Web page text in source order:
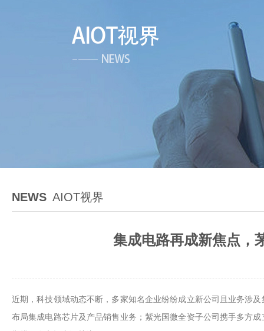
NEWS AIOT视界
集成电路再成新焦点，
近期，科技领域动态不断，多家知名企业纷纷成立新公司且业务涉
布局集成电路芯片及产品销售业务；紫光国微全资子公司携手多方